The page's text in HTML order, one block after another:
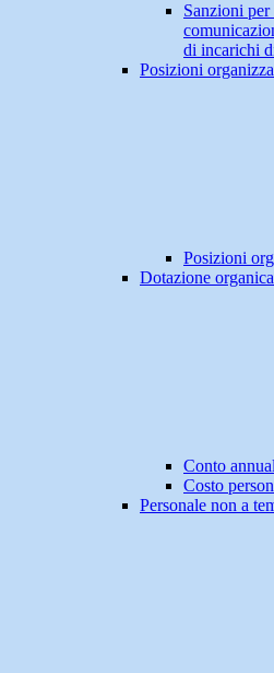
Sanzioni per
di incarichi
Posizioni
Posizioni
Dotazione organica
Conto
Costo
Personale non a